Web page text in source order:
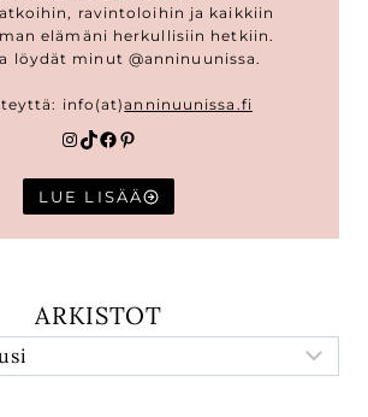
ravintoloihin ja kaikkiin
elämäni herkullisiin hetkiin.
löydät minut @anninuunissa.
info(at)anninuunissa.fi
Instagram
TikTok
Facebook
Pinterest
LUE LISÄÄ
ARKISTOT